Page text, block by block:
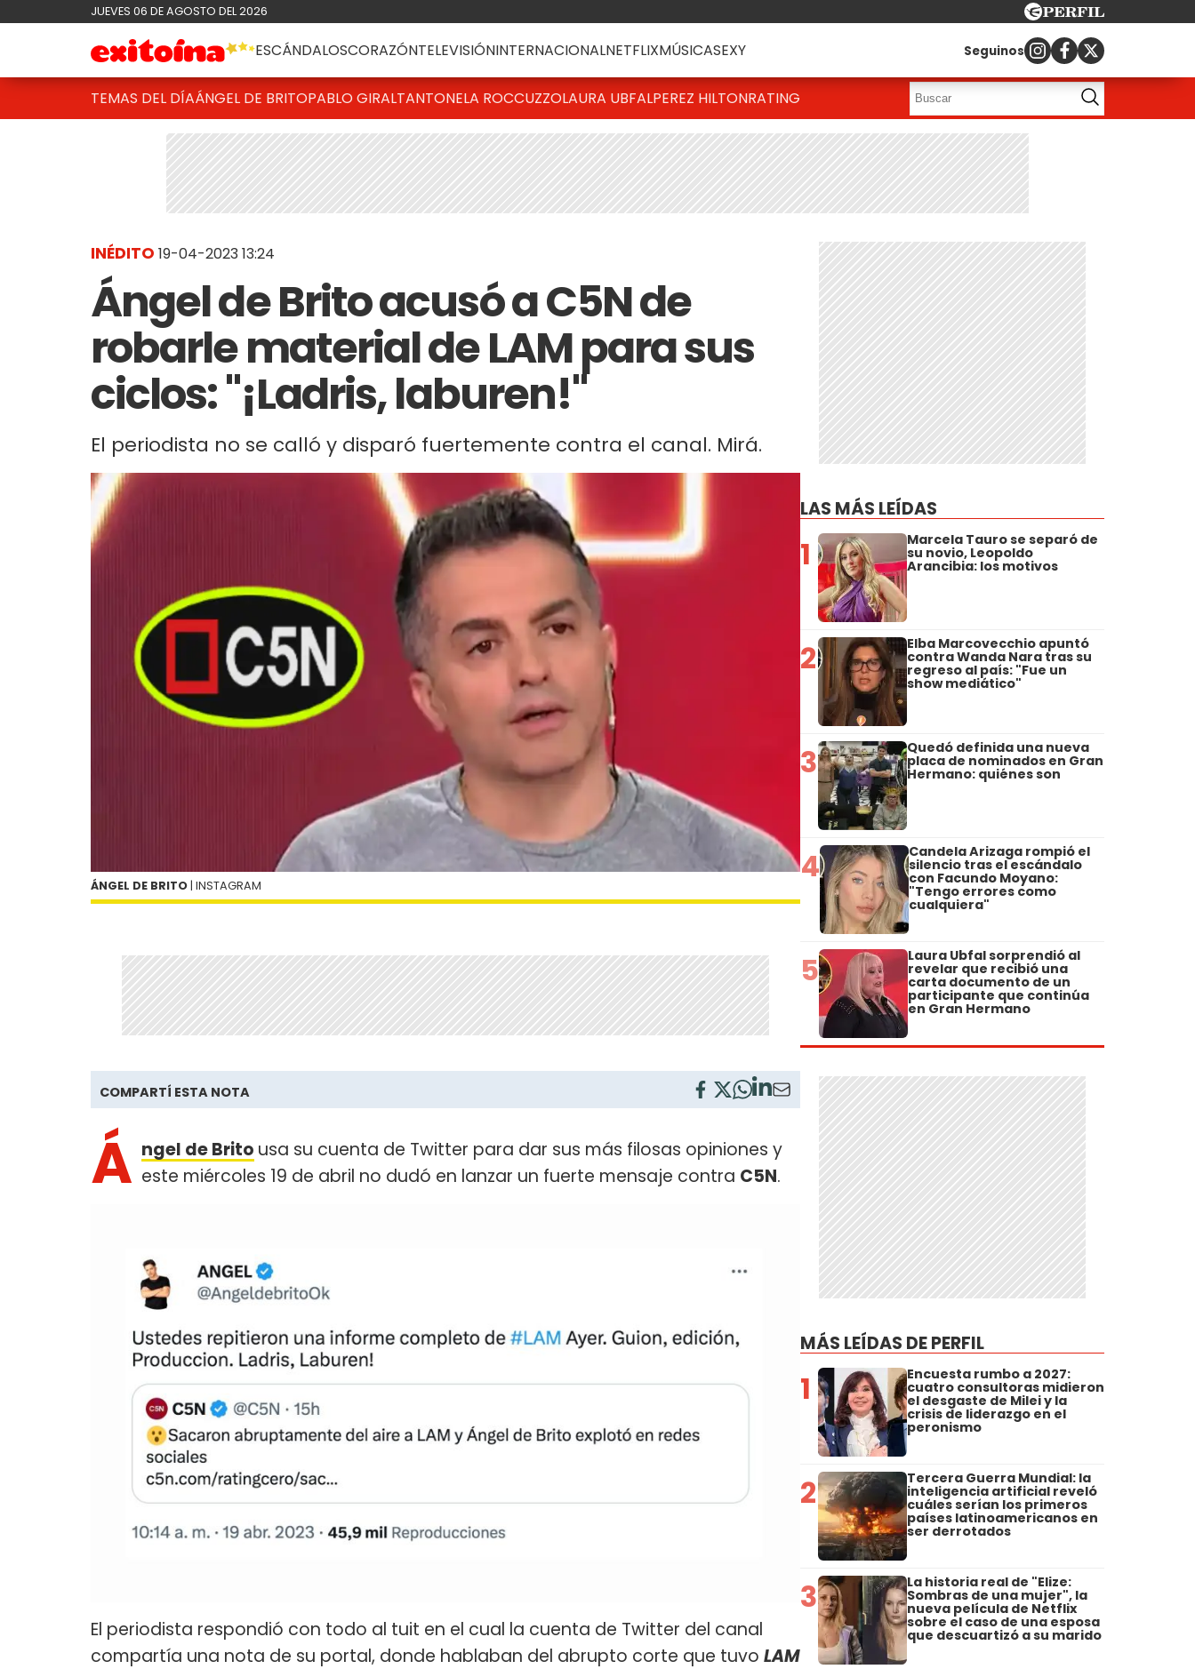
JUEVES 06 DE AGOSTO DEL 2026
ESCÁNDALOSCORAZÓNTELEVISIÓNINTERNACIONALNETFLIXMÚSICASEXY Seguinos
TEMAS DEL DÍAÁNGEL DE BRITOPABLO GIRALTANTONELA ROCCUZZOLAURA UBFALPEREZ HILTONRATING
INÉDITO 19-04-2023 13:24
Ángel de Brito acusó a C5N de
robarle material de LAM para sus
ciclos: "¡Ladris, laburen!"
El periodista no se calló y disparó fuertemente contra el canal. Mirá.
ÁNGEL DE BRITO | INSTAGRAM
COMPARTÍ ESTA NOTA
Á ngel de Brito usa su cuenta de Twitter para dar sus más filosas opiniones y
este miércoles 19 de abril no dudó en lanzar un fuerte mensaje contra C5N.
El periodista respondió con todo al tuit en el cual la cuenta de Twitter del canal
compartía una nota de su portal, donde hablaban del abrupto corte que tuvo LAM
LAS MÁS LEÍDAS
1 Marcela Tauro se separó de
su novio, Leopoldo
Arancibia: los motivos
2 Elba Marcovecchio apuntó
contra Wanda Nara tras su
regreso al país: "Fue un
show mediático"
3 Quedó definida una nueva
placa de nominados en Gran
Hermano: quiénes son
4 Candela Arizaga rompió el
silencio tras el escándalo
con Facundo Moyano:
"Tengo errores como
cualquiera"
5 Laura Ubfal sorprendió al
revelar que recibió una
carta documento de un
participante que continúa
en Gran Hermano
MÁS LEÍDAS DE PERFIL
1 Encuesta rumbo a 2027:
cuatro consultoras midieron
el desgaste de Milei y la
crisis de liderazgo en el
peronismo
2 Tercera Guerra Mundial: la
inteligencia artificial reveló
cuáles serían los primeros
países latinoamericanos en
ser derrotados
3 La historia real de "Elize:
Sombras de una mujer", la
nueva película de Netflix
sobre el caso de una esposa
que descuartizó a su marido